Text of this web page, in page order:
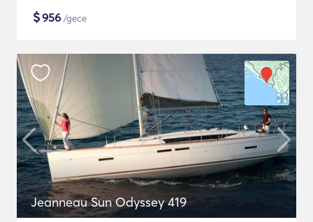
$956 /gece
Jeanneau Sun Odyssey 419